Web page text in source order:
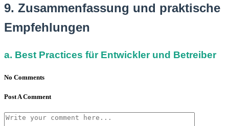
9. Zusammenfassung und praktische
Empfehlungen
a. Best Practices für Entwickler und Betreiber
No Comments
Post A Comment